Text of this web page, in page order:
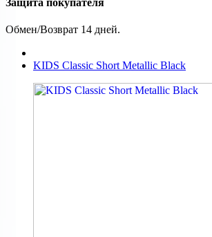
Защита покупателя
Обмен/Возврат 14 дней.
KIDS Classic Short Metallic Black